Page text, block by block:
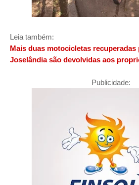
Leia também:
Mais duas motocicletas
Joselândia são devolvidas aos
Publicidade: